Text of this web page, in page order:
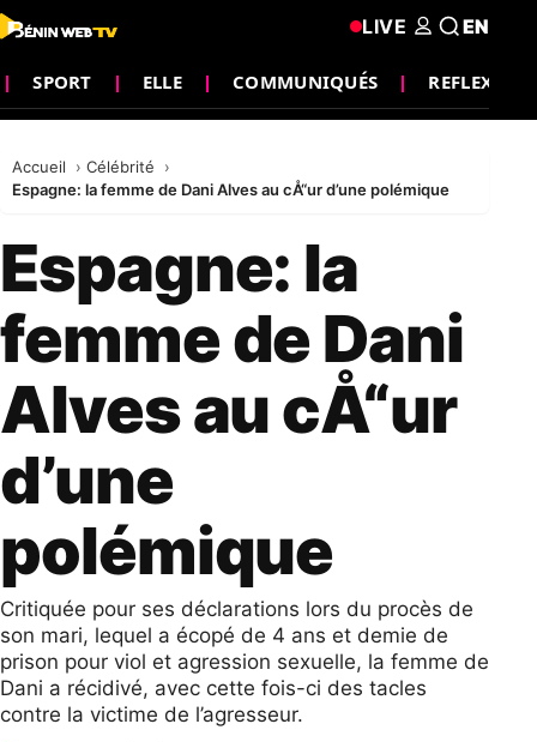
SPORT ELLE COMMUNIQUÉS REFLEXION
LIVE EN
Accueil
Célébrité
Espagne: la femme de Dani Alves au cÅ“ur d’une polémique
Espagne: la
femme de Dani
Alves au cÅ“ur
d’une
polémique
Critiquée pour ses déclarations lors du procès de
son mari, lequel a écopé de 4 ans et demie de
prison pour viol et agression sexuelle, la femme de
Dani a récidivé, avec cette fois-ci des tacles
contre la victime de l’agresseur.